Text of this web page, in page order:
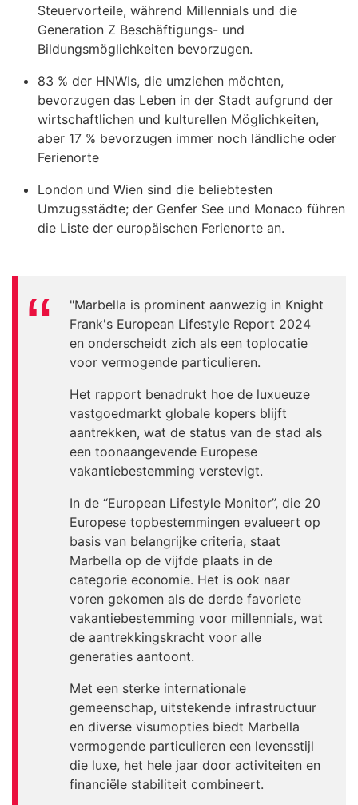
Steuervorteile, während Millennials und die
Generation Z Beschäftigungs- und
Bildungsmöglichkeiten bevorzugen.
83 % der HNWIs, die umziehen möchten,
bevorzugen das Leben in der Stadt aufgrund der
wirtschaftlichen und kulturellen Möglichkeiten,
aber 17 % bevorzugen immer noch ländliche oder
Ferienorte
London und Wien sind die beliebtesten
Umzugsstädte; der Genfer See und Monaco führen
die Liste der europäischen Ferienorte an.
"Marbella is prominent aanwezig in Knight
Frank's European Lifestyle Report 2024
en onderscheidt zich als een toplocatie
voor vermogende particulieren.
Het rapport benadrukt hoe de luxueuze
vastgoedmarkt globale kopers blijft
aantrekken, wat de status van de stad als
een toonaangevende Europese
vakantiebestemming verstevigt.
In de “European Lifestyle Monitor”, die 20
Europese topbestemmingen evalueert op
basis van belangrijke criteria, staat
Marbella op de vijfde plaats in de
categorie economie. Het is ook naar
voren gekomen als de derde favoriete
vakantiebestemming voor millennials, wat
de aantrekkingskracht voor alle
generaties aantoont.
Met een sterke internationale
gemeenschap, uitstekende infrastructuur
en diverse visumopties biedt Marbella
vermogende particulieren een levensstijl
die luxe, het hele jaar door activiteiten en
financiële stabiliteit combineert.